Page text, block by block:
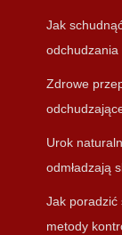
Jak
odchudzania
Zdrowe
Urok
odmładzają
Jak poradzić
metody